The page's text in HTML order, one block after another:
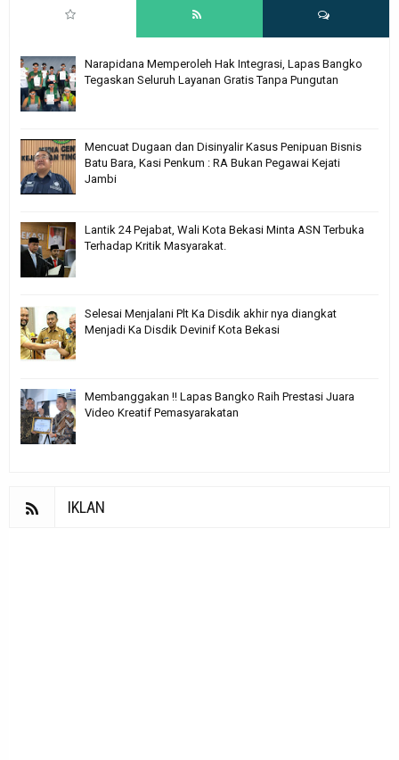
Narapidana Memperoleh Hak Integrasi, Lapas Bangko
Tegaskan Seluruh Layanan Gratis Tanpa Pungutan
Mencuat Dugaan dan Disinyalir Kasus Penipuan Bisnis
Batu Bara, Kasi Penkum : RA Bukan Pegawai Kejati
Jambi
Lantik 24 Pejabat, Wali Kota Bekasi Minta ASN Terbuka
Terhadap Kritik Masyarakat.
Selesai Menjalani Plt Ka Disdik akhir nya diangkat
Menjadi Ka Disdik Devinif Kota Bekasi
Membanggakan !! Lapas Bangko Raih Prestasi Juara
Video Kreatif Pemasyarakatan
IKLAN